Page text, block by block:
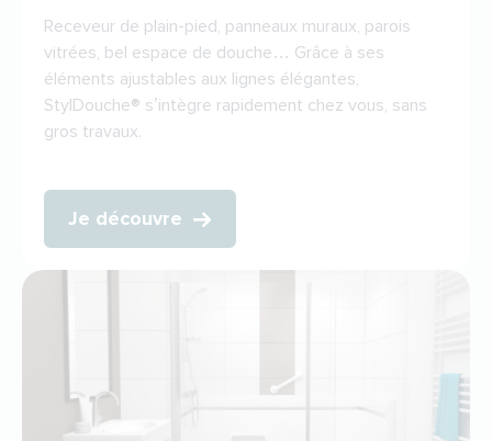
Receveur de plain-pied, panneaux muraux, parois
vitrées, bel espace de douche… Grâce à ses
éléments ajustables aux lignes élégantes,
StylDouche® s’intègre rapidement chez vous, sans
gros travaux.
Je découvre